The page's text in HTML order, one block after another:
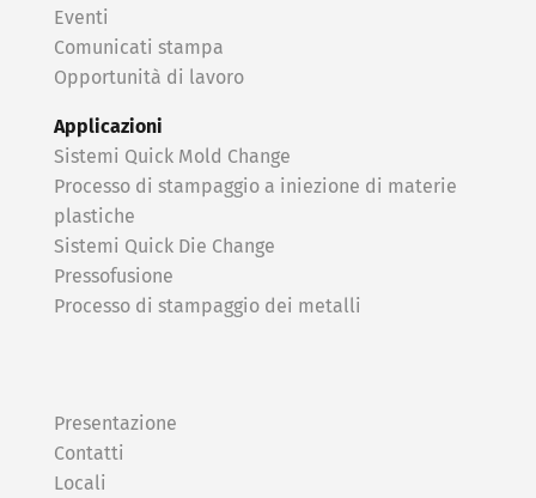
Eventi
Comunicati stampa
Opportunità di lavoro
Applicazioni
Sistemi Quick Mold Change
Processo di stampaggio a iniezione di materie
plastiche
Sistemi Quick Die Change
Pressofusione
Processo di stampaggio dei metalli
Presentazione
Contatti
Locali